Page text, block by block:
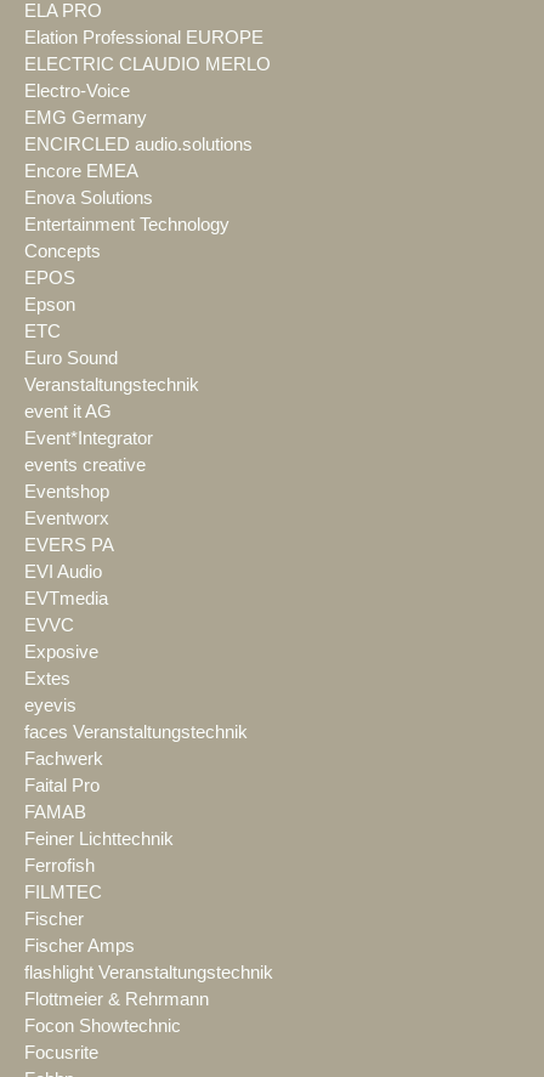
ELA PRO
Elation Professional EUROPE
ELECTRIC CLAUDIO MERLO
Electro-Voice
EMG Germany
ENCIRCLED audio.solutions
Encore EMEA
Enova Solutions
Entertainment Technology
Concepts
EPOS
Epson
ETC
Euro Sound
Veranstaltungstechnik
event it AG
Event*Integrator
events creative
Eventshop
Eventworx
EVERS PA
EVI Audio
EVTmedia
EVVC
Exposive
Extes
eyevis
faces Veranstaltungstechnik
Fachwerk
Faital Pro
FAMAB
Feiner Lichttechnik
Ferrofish
FILMTEC
Fischer
Fischer Amps
flashlight Veranstaltungstechnik
Flottmeier & Rehrmann
Focon Showtechnic
Focusrite